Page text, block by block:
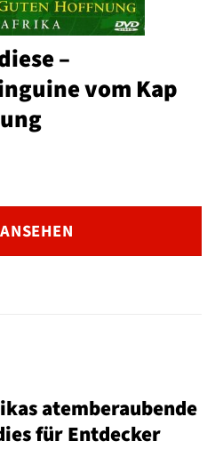
–
vom Kap
atemberaubende
für Entdecker